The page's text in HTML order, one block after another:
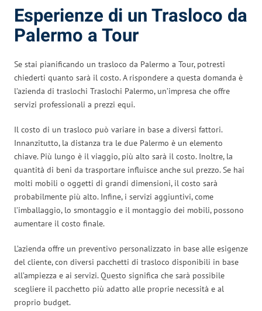
Esperienze di un Trasloco da
Palermo a Tour
Se stai pianificando un trasloco da Palermo a Tour, potresti
chiederti quanto sarà il costo. A rispondere a questa domanda è
l’azienda di traslochi Traslochi Palermo, un’impresa che offre
servizi professionali a prezzi equi.
Il costo di un trasloco può variare in base a diversi fattori.
Innanzitutto, la distanza tra le due Palermo è un elemento
chiave. Più lungo è il viaggio, più alto sarà il costo. Inoltre, la
quantità di beni da trasportare influisce anche sul prezzo. Se hai
molti mobili o oggetti di grandi dimensioni, il costo sarà
probabilmente più alto. Infine, i servizi aggiuntivi, come
l’imballaggio, lo smontaggio e il montaggio dei mobili, possono
aumentare il costo finale.
L’azienda offre un preventivo personalizzato in base alle esigenze
del cliente, con diversi pacchetti di trasloco disponibili in base
all’ampiezza e ai servizi. Questo significa che sarà possibile
scegliere il pacchetto più adatto alle proprie necessità e al
proprio budget.